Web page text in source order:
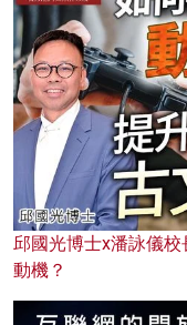
邱國光博士x潘詠儀
動機？